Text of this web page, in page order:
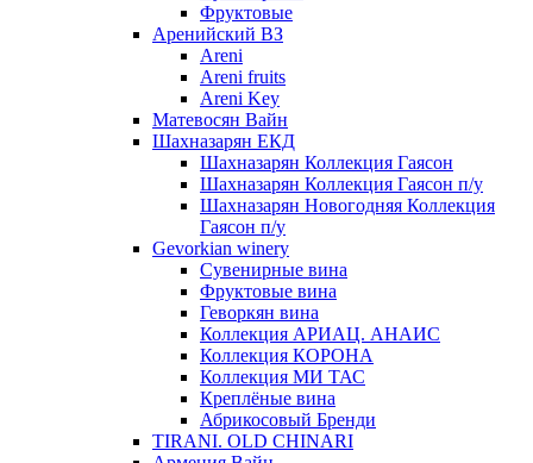
Фруктовые
Аренийский ВЗ
Areni
Areni fruits
Areni Key
Матевосян Вайн
Шахназарян ЕКД
Шахназарян Коллекция Гаясон
Шахназарян Коллекция Гаясон п/у
Шахназарян Новогодняя Коллекция
Гаясон п/у
Gevorkian winery
Сувенирные вина
Фруктовые вина
Геворкян вина
Коллекция АРИАЦ. АНАИС
Коллекция КОРОНА
Коллекция МИ ТАС
Креплёные вина
Абрикосовый Бренди
TIRANI. OLD CHINARI